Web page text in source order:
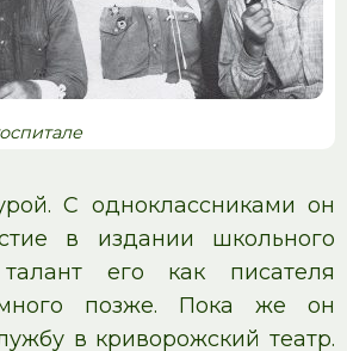
С одноклассниками он
в издании школьного
его как писателя
позже. Пока же он
в криворожский театр.